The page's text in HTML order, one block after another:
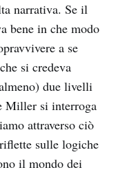
narrativa. Se il
bene in che modo
a se
si credeva
due livelli
si interroga
attraverso ciò
sulle logiche
il mondo dei